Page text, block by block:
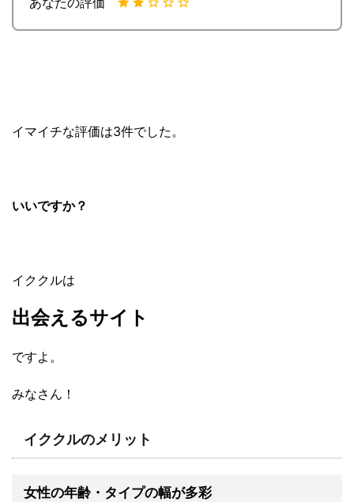
イマイチな評価は3件でした。
いいですか？
イククルは
出会えるサイト
ですよ。
みなさん！
イククルのメリット
女性の年齢・タイプの幅が多彩